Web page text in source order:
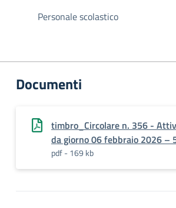
Personale scolastico
Documenti
timbro_Circolare n. 356 -
da giorno 06 febbraio 2026 –
pdf - 169 kb